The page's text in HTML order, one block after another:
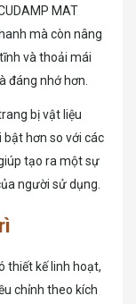
MAT
mà còn nâng
và thoải mái
đáng nhớ hơn.
bị vật liệu
bật hơn so với các
tạo ra một sự
người sử dụng.
thiết kế linh hoạt,
chỉnh theo kích